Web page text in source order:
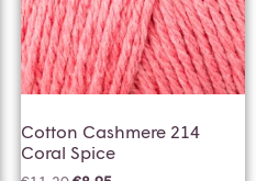
Cotton Cashmere 214
Coral Spice